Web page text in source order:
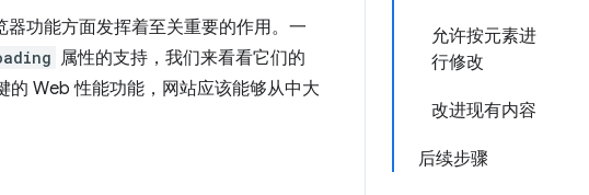
允许按元素进
行修改
改进现有内容
后续步骤
器功能方面发挥着至关重要的作用。一
属性的支持，我们来看看它们的
Web 性能功能，网站应该能够从中大